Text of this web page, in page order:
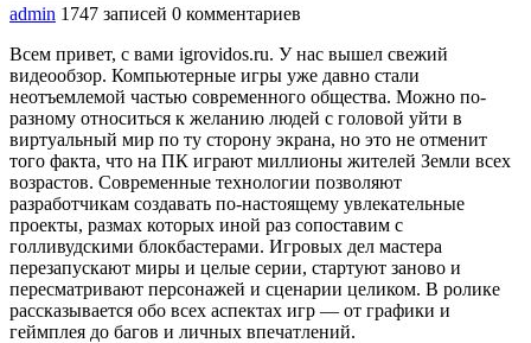
admin 1747 записей 0 комментариев
Всем привет, с вами igrovidos.ru. У нас вышел свежий
видеообзор. Компьютерные игры уже давно стали
неотъемлемой частью современного общества. Можно по-
разному относиться к желанию людей с головой уйти в
виртуальный мир по ту сторону экрана, но это не отменит
того факта, что на ПК играют миллионы жителей Земли всех
возрастов. Современные технологии позволяют
разработчикам создавать по-настоящему увлекательные
проекты, размах которых иной раз сопоставим с
голливудскими блокбастерами. Игровых дел мастера
перезапускают миры и целые серии, стартуют заново и
пересматривают персонажей и сценарии целиком. В ролике
рассказывается обо всех аспектах игр — от графики и
геймплея до багов и личных впечатлений.